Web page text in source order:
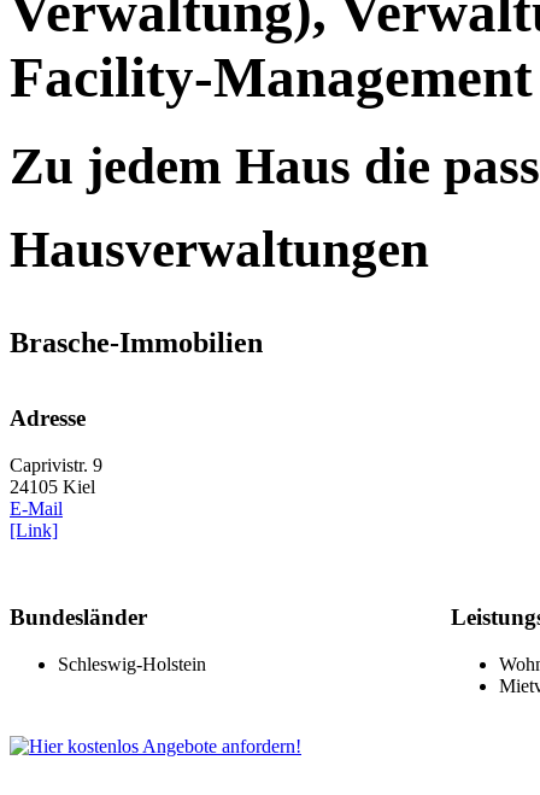
Verwaltung),
Facility-Management
Zu jedem Haus die
Hausverwaltungen
Brasche-Immobilien
Adresse
Caprivistr. 9
24105 Kiel
E-Mail
[Link]
Bundesländer
Schleswig-Holstein